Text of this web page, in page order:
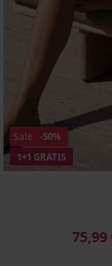
1+1 GRATIS
Sale -50%
75,99